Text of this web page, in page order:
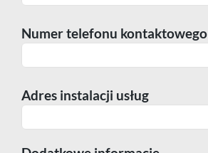
Numer telefonu kontaktowego
Adres instalacji usług